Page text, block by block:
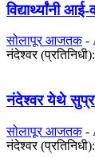
विद्यार्थ्यांनी
सोलापूर आजतक -
नंदेश्वर
नंदेश्वर येथे
सोलापूर आजतक -
नंदेश्वर